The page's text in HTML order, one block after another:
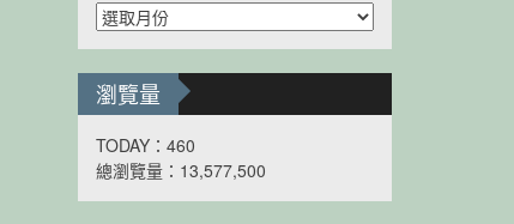
彙
整
瀏覽量
TODAY：460
總瀏覽量：13,577,500